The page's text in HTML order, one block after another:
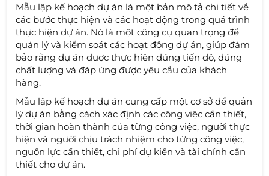
Mẫu lập kế hoạch dự án là một bản mô tả chi tiết về
các bước thực hiện và các hoạt động trong quá trình
thực hiện dự án. Nó là một công cụ quan trọng để
quản lý và kiểm soát các hoạt động dự án, giúp đảm
bảo rằng dự án được thực hiện đúng tiến độ, đúng
chất lượng và đáp ứng được yêu cầu của khách
hàng.
Mẫu lập kế hoạch dự án cung cấp một cơ sở để quản
lý dự án bằng cách xác định các công việc cần thiết,
thời gian hoàn thành của từng công việc, người thực
hiện và người chịu trách nhiệm cho từng công việc,
nguồn lực cần thiết, chi phí dự kiến và tài chính cần
thiết cho dự án.